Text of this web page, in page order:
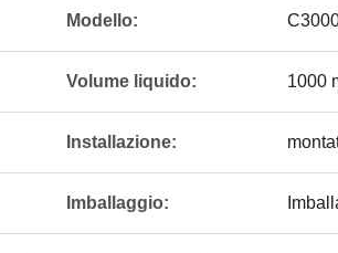
Modello:
Volume liquido: 1000
Installazione:
Imballaggio: